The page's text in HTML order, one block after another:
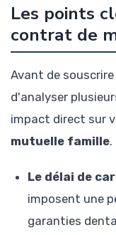
Les points
contrat de
Avant de
d'analyser
impact direct sur
mutuelle famille.
Le délai de
imposent une
garanties